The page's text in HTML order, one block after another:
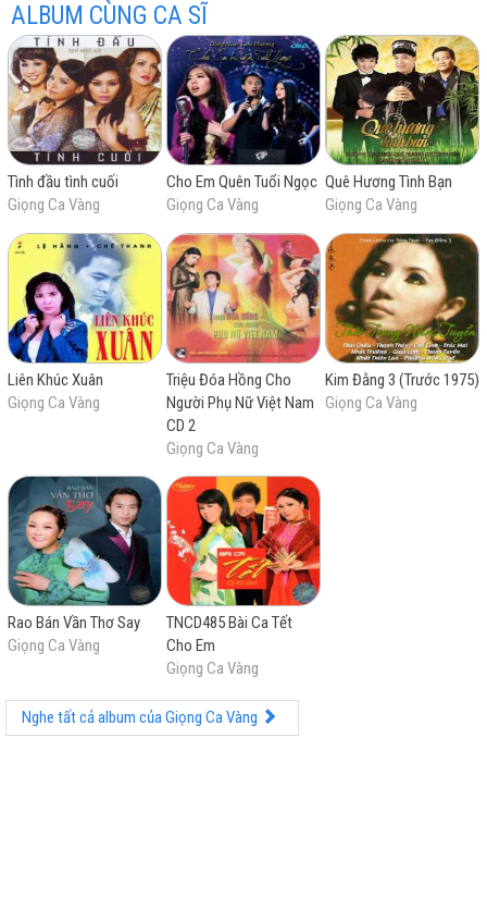
hay
nhất
ALBUM CÙNG CA SĨ
Tình đầu tình cuối
Giọng Ca Vàng
Cho Em Quên Tuổi Ngọc
Giọng Ca Vàng
Quê Hương Tình Bạn
Giọng Ca Vàng
Liên Khúc Xuân
Giọng Ca Vàng
Triệu Đóa Hồng Cho
Người Phụ Nữ Việt Nam
CD 2
Giọng Ca Vàng
Kim Đằng 3 (Trước 1975)
Giọng Ca Vàng
Rao Bán Vần Thơ Say
Giọng Ca Vàng
TNCD485 Bài Ca Tết
Cho Em
Giọng Ca Vàng
Nghe tất cả album của Giọng Ca Vàng